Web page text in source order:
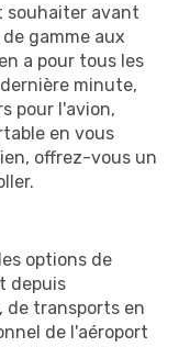
souhaiter avant
gamme aux
a pour tous les
minute,
pour l'avion,
en vous
offrez-vous un
options de
depuis
de transports en
de l'aéroport